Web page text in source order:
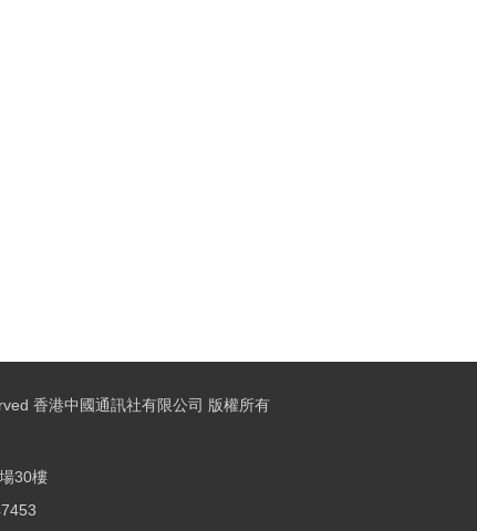
香港中國通訊社有限公司 版權所有
30樓